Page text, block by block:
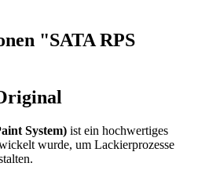
"SATA RPS
System) ist ein hochwertiges
wurde, um Lackierprozesse